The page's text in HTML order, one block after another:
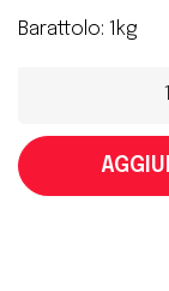
Barattolo: 1kg